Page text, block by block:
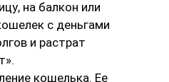
на балкон или
с деньгами
и растрат
кошелька. Ее